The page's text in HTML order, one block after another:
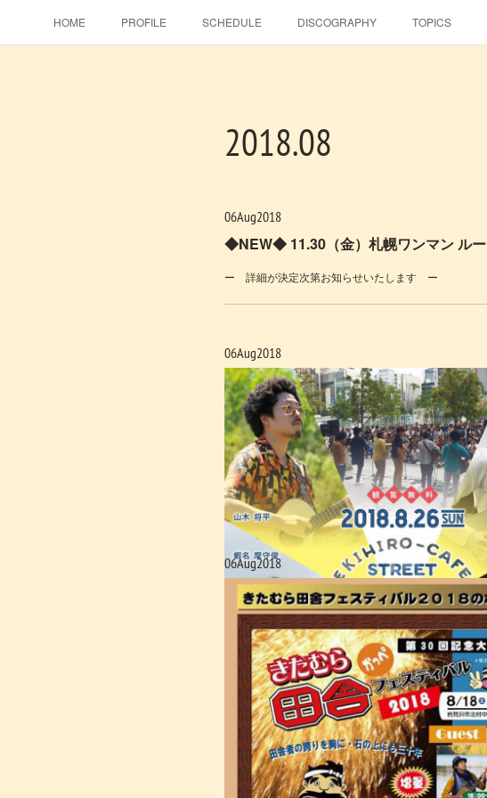
HOME PROFILE SCHEDULE DISCOGRAPHY TOPICS
2018.08
06Aug2018
ー 詳細が決定次第お知らせいたします ー
06Aug2018
06Aug2018